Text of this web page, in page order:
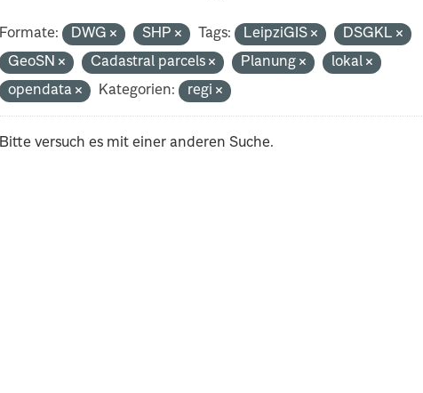
Formate: DWG SHP Tags: LeipziGIS
DSGKL
GeoSN
Cadastral parcels Planung
lokal
opendata
Kategorien: regi
Bitte versuch es mit einer anderen Suche.